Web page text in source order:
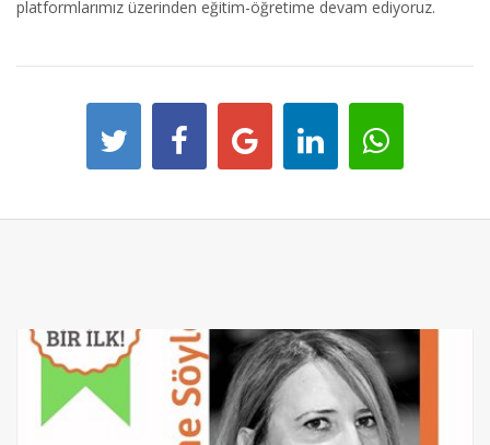
platformlarımız üzerinden eğitim-öğretime devam ediyoruz.